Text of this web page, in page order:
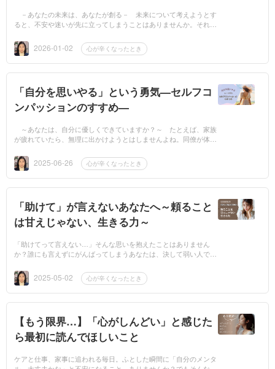
－あなたの未来は、あなたが創る－ 未来について考えようとす
ると、不安や迷いが先に立ってしまうことはありませんか。それ
私たちの脳は、...
2026-01-02 心が辛くなったとき
「自分を思いやる」という勇気—セルフコ
ンパッションのすすめ—
～あなたは、自分に優しくできていますか？～ たとえば、家族
が疲れていたら、無理に出かけようとはしませんよね。同僚が体調
しては、自...2025-06-26 心が辛くなったとき
「助けて」が言えないあなたへ～頼ること
は甘えじゃない、生きる力～
「助けてって言えない…」そんな思いを抱えたことはありません
か？誰にも言えずにがんばってしまうあなたは、決して弱い人では
人」なのかもし...
2025-05-02 心が辛くなったとき
【もう限界…】「心がしんどい」と感じた
ら最初に読んでほしいこと
ケアと仕事、家事に追われる毎日。ふとした瞬間に「自分のメンタ